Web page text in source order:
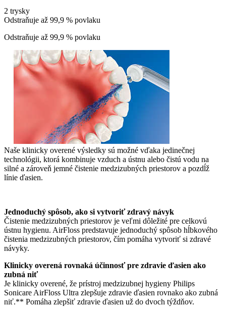
2 trysky
Odstraňuje až 99,9 % povlaku
Odstraňuje až 99,9 % povlaku
Naše klinicky overené výsledky sú možné vďaka jedinečnej
technológii, ktorá kombinuje vzduch a ústnu alebo čistú vodu na
silné a zároveň jemné čistenie medzizubných priestorov a pozdĺž
línie ďasien.
Jednoduchý spôsob, ako si vytvoriť zdravý návyk
Čistenie medzizubných priestorov je veľmi dôležité pre celkovú
ústnu hygienu. AirFloss predstavuje jednoduchý spôsob hĺbkového
čistenia medzizubných priestorov, čím pomáha vytvoriť si zdravé
návyky.
Klinicky overená rovnaká účinnosť pre zdravie ďasien ako
zubná niť
Je klinicky overené, že prístroj medzizubnej hygieny Philips
Sonicare AirFloss Ultra zlepšuje zdravie ďasien rovnako ako zubná
niť.** Pomáha zlepšiť zdravie ďasien už do dvoch týždňov.